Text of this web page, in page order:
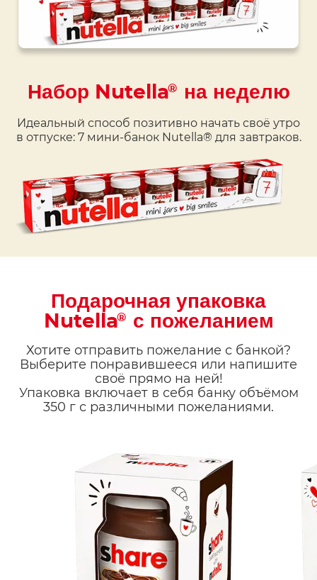
Н
а
ш
и
п
р
о
д
у
к
т
Набор Nutella® на неделю
Идеальный способ позитивно начать своё утро
в отпуске: 7 мини-банок Nutella® для завтраков.
Подарочная упаковка
Nutella® с пожеланием
Хотите отправить пожелание с банкой?
Выберите понравившееся или напишите
своё прямо на ней!
Упаковка включает в себя банку объёмом
350 г с различными пожеланиями.